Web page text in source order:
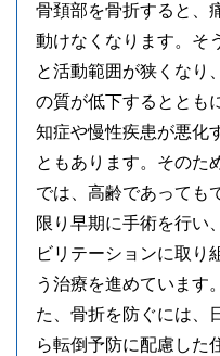
骨頚部を骨折すると、
動けなくなります。そ
と活動範囲が狭くなり
の質が低下するととも
知症や慢性疾患が悪化
ともあります。そのた
では、高齢であっても
限り早期に手術を行い
ビリテーションに取り
う治療を進めています
た、骨折を防ぐには、
ら転倒予防に配慮した